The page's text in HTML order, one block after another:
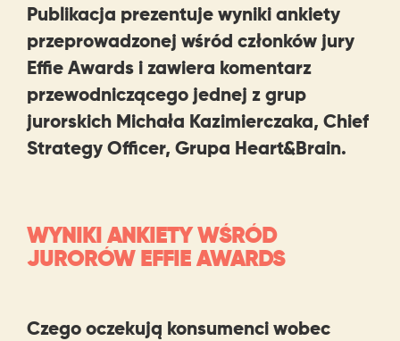
Publikacja prezentuje wyniki ankiety
przeprowadzonej wśród członków jury
Effie Awards i zawiera komentarz
przewodniczącego jednej z grup
jurorskich Michała Kazimierczaka, Chief
Strategy Officer, Grupa Heart&Brain.
WYNIKI ANKIETY WŚRÓD
JURORÓW EFFIE AWARDS
Czego oczekują konsumenci wobec